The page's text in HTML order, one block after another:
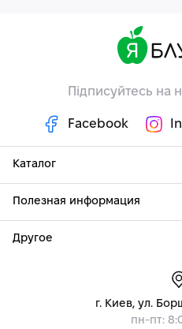
Підписуйтесь на
Facebook
Каталог
Полезная информация
Другое
г. Киев, ул.
пн-пт: